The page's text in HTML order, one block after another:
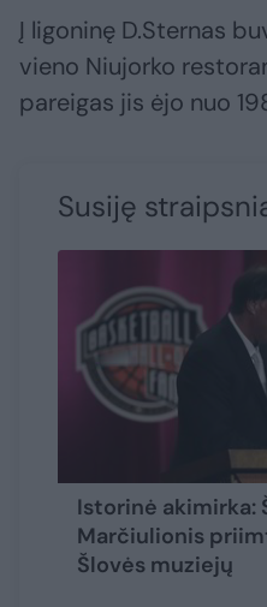
Į ligoninę D.Sternas
vieno Niujorko
pareigas jis ėjo nuo
Susiję
Istorinė akimirka:
Marčiulionis
Šlovės muziejų